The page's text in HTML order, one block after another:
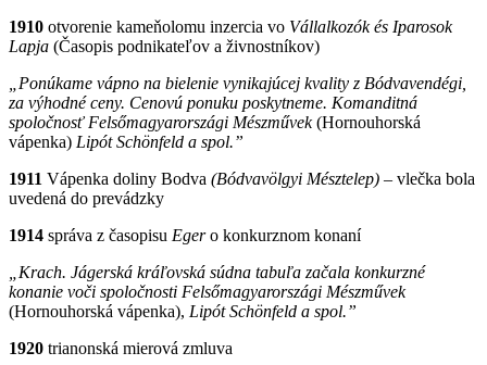
1910 otvorenie kameňolomu inzercia vo Vállalkozók és Iparosok
Lapja (Časopis podnikateľov a živnostníkov)
„Ponúkame vápno na bielenie vynikajúcej kvality z Bódvavendégi,
za výhodné ceny. Cenovú ponuku poskytneme. Komanditná
spoločnosť Felsőmagyarországi Mészművek(Hornouhorská
vápenka) Lipót Schönfeld a spol.”
1911 Vápenka doliny Bodva (Bódvavölgyi Mésztelep) – vlečka bola
uvedená do prevádzky
1914 správa z časopisu Egero konkurznom konaní
„Krach. Jágerská kráľovská súdna tabuľa začala konkurzné
konanie voči spoločnosti Felsőmagyarországi Mészművek
(Hornouhorská vápenka), Lipót Schönfeld a spol.”
1920 trianonská mierová zmluva